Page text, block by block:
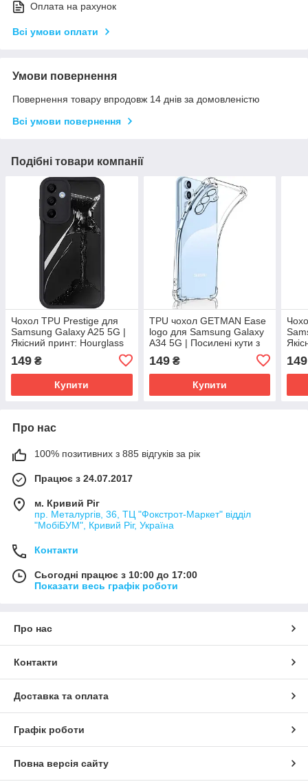
Оплата на рахунок
Всі умови оплати
Умови повернення
Повернення товару впродовж 14 днів за домовленістю
Всі умови повернення
Подібні товари компанії
Чохол TPU Prestige для
Samsung Galaxy A25 5G |
Якісний принт: Hourglass
149 ₴
Купити
TPU чохол GETMAN Ease
logo для Samsung Galaxy
A34 5G | Посилені кути з
амортизацією Безбарвний
(прозорий)
149₴
Купити
149
Про нас
100% позитивних з 885 відгуків за рік
Працює з 24.07.2017
м. Кривий Ріг
пр. Металургів, 36, ТЦ "Фокстрот-Маркет" відділ
"МобіБУМ", Кривий Ріг, Україна
Контакти
Сьогодні працює з 10:00 до 17:00
Показати весь графік роботи
Про нас
Контакти
Доставка та оплата
Графік роботи
Повна версія сайту